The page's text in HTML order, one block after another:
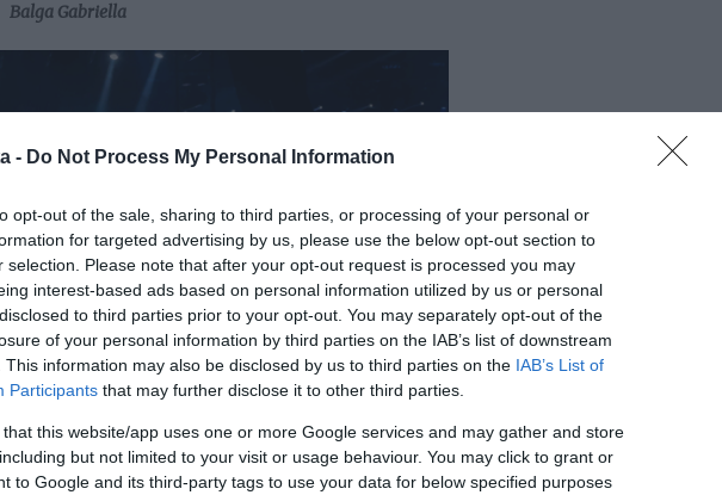
- Do Not Process My Personal Information
opt-out of the sale, sharing to third parties, or processing of your personal or
for targeted advertising by us, please use the below opt-out section to
selection. Please note that after your opt-out request is processed you may
interest-based ads based on personal information utilized by us or personal
to third parties prior to your opt-out. You may separately opt-out of the
of your personal information by third parties on the IAB’s list of downstream
This information may also be disclosed by us to third parties on the IAB’s List of
Participants that may further disclose it to other third parties.
that this website/app uses one or more Google services and may gather and store
but not limited to your visit or usage behaviour. You may click to grant or
to Google and its third-party tags to use your data for below specified purposes
Balga Gabriella